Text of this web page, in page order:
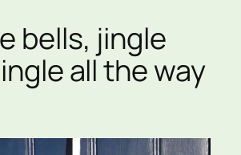
bells, jingle
all the way